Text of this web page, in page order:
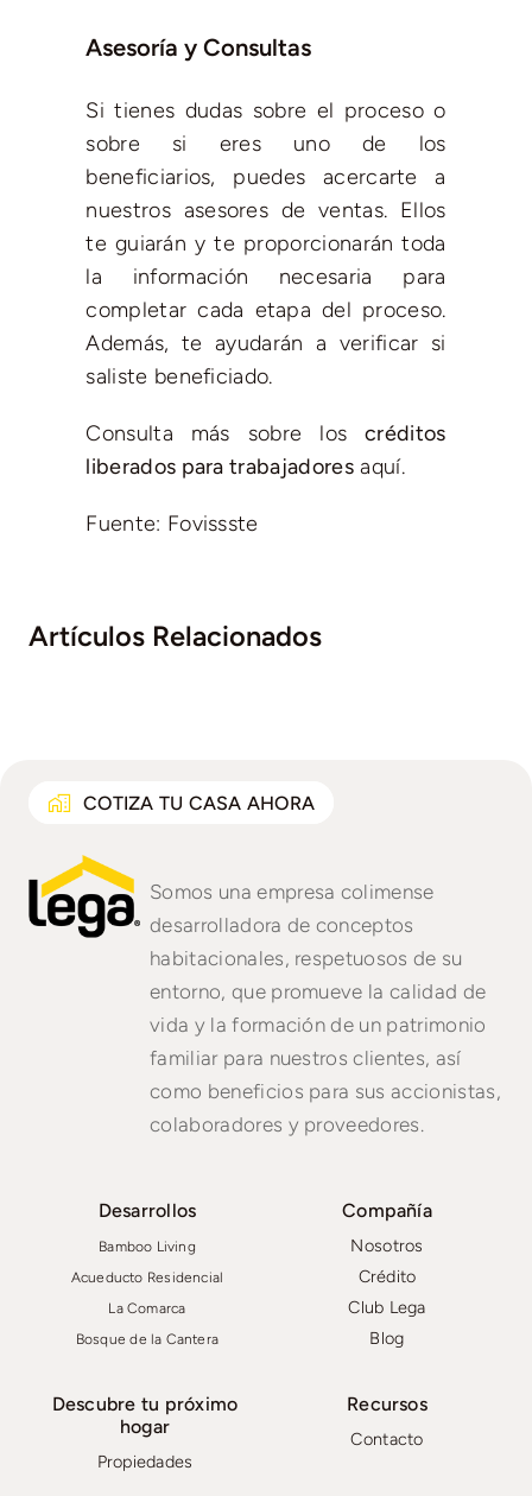
Asesoría y Consultas
Si tienes dudas sobre el proceso o
sobre si eres uno de los
beneficiarios, puedes acercarte a
nuestros asesores de ventas. Ellos
te guiarán y te proporcionarán toda
la información necesaria para
completar cada etapa del proceso.
Además, te ayudarán a verificar si
saliste beneficiado.
Consulta más sobre loscréditos
liberados para trabajadores aquí.
Fuente: Fovissste
Artículos Relacionados
COTIZA TU CASA AHORA
Somos una empresa colimense
desarrolladora de conceptos
habitacionales, respetuosos de su
entorno, que promueve la calidad de
vida y la formación de un patrimonio
familiar para nuestros clientes, así
como beneficios para sus accionistas,
colaboradores y proveedores.
Compañía
Nosotros
Crédito
Club Lega
Blog
Desarrollos
Bamboo Living
Acueducto Residencial
La Comarca
Bosque de la Cantera
Descubre tu próximo
hogar
Propiedades
Recursos
Contacto